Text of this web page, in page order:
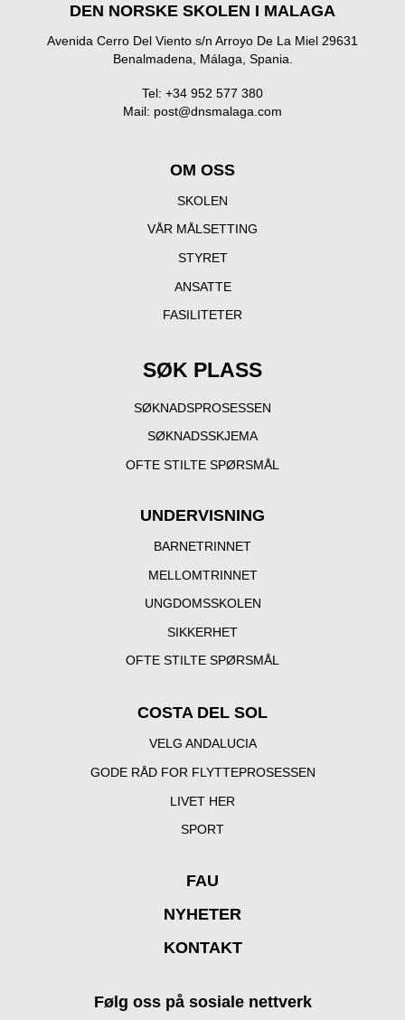
DEN NORSKE SKOLEN I MALAGA
Avenida Cerro Del Viento s/n Arroyo De La Miel 29631
Benalmadena, Málaga, Spania.
Tel: +34 952 577 380
Mail: post@dnsmalaga.com
OM OSS
SKOLEN
VÅR MÅLSETTING
STYRET
ANSATTE
FASILITETER
SØK PLASS
SØKNADSPROSESSEN
SØKNADSSKJEMA
OFTE STILTE SPØRSMÅL
UNDERVISNING
BARNETRINNET
MELLOMTRINNET
UNGDOMSSKOLEN
SIKKERHET
OFTE STILTE SPØRSMÅL
COSTA DEL SOL
VELG ANDALUCIA
GODE RÅD FOR FLYTTEPROSESSEN
LIVET HER
SPORT
FAU
NYHETER
KONTAKT
Følg oss på sosiale nettverk